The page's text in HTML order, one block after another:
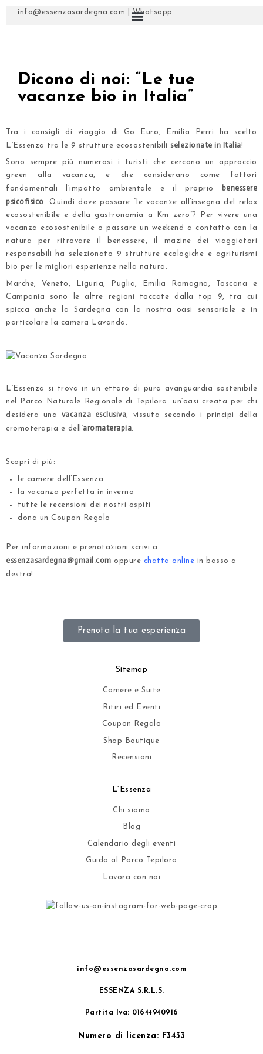
info@essenzasardegna.com |Whatsapp
Dicono di noi: “Le tue
vacanze bio in Italia”
Tra i consigli di viaggio di Go Euro, Emilia Perri ha scelto
L’Essenza tra le 9 strutture ecosostenibili selezionate in Italia!
Sono sempre più numerosi i turisti che cercano un approccio
green alla vacanza, e che considerano come fattori
fondamentali l’impatto ambientale e il proprio
benessere
psicofisico. Quindi dove passare “le vacanze all’insegna del relax
ecosostenibile e della gastronomia a Km zero”? Per vivere una
vacanza ecosostenibile o passare un weekend a contatto con la
natura per ritrovare il benessere, il mazine dei viaggiatori
responsabili ha selezionato 9 strutture ecologiche e agriturismi
bio per le migliori esperienze nella natura.
Marche, Veneto, Liguria, Puglia, Emilia Romagna, Toscana e
Campania sono le altre regioni toccate dalla top 9, tra cui
spicca anche la Sardegna con la nostra oasi sensoriale e in
particolare
la camera Lavanda
L’Essenza si trova inun ettaro di pura avanguardia sostenibile
nel
Parco Naturale Regionale di Tepilora : un’oasi creata per chi
desidera una vacanza esclusiva, vissuta secondo i principi della
cromoterapia e dell’aromaterapia.
Scopri di più:
le camere dell’Essenza
la vacanza perfetta in inverno
tutte le recensioni dei nostri ospiti
dona un Coupon Regalo
Per informazioni e prenotazioni scrivi a
essenzasardegna@gmail.com oppure chatta online in basso a
destra!
Prenota la tua esperienza
Sitemap
Camere e Suite
Ritiri ed Eventi
Coupon Regalo
Shop Boutique
Recensioni
L’Essenza
Chi siamo
Blog
Calendario degli eventi
Guida al Parco Tepilora
Lavora con noi
info@essenzasardegna.com
ESSENZA S.R.L.S.
Partita Iva: 01644940916
Numero di licenza: F3433